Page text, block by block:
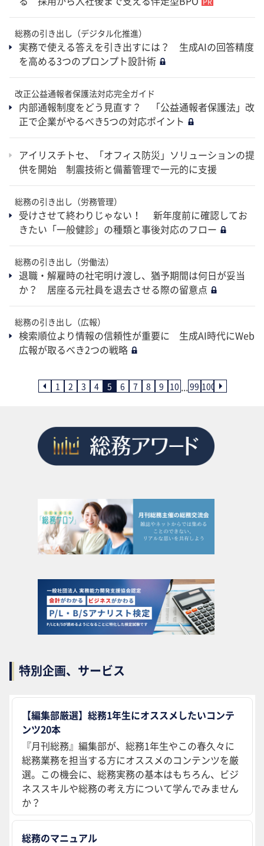
総務の引き出し（デジタル化推進）
実務で使える答えを引き出すには？ 生成AIの回答精度
を高める3つのプロンプト設計術
改正公益通報者保護法対応完全ガイド
内部通報制度をどう見直す？ 「公益通報者保護法」改
正で企業がやるべき5つの対応ポイント
アイリスチトセ、「オフィス防災」ソリューションの提
供を開始 制震技術と備蓄管理で一元的に支援
総務の引き出し（労務管理）
受けさせて終わりじゃない！ 新年度前に確認してお
きたい「一般健診」の種類と事後対応のフロー
総務の引き出し（労働法）
退職・解雇時の社宅明け渡し、猶予期間は何日が妥当
か？ 居座る元社員を退去させる際の留意点
総務の引き出し（広報）
検索順位より情報の信頼性が重要に 生成AI時代にWeb
広報が取るべき2つの戦略
1 2 3 4 5 6 7 8 9 10 ...99 100
特別企画、サービス
【編集部厳選】総務1年生にオススメしたいコンテ
ンツ20本
『月刊総務』編集部が、総務1年生やこの春久々に
総務業務を担当する方にオススメのコンテンツを厳
選。この機会に、総務実務の基本はもちろん、ビジ
ネススキルや総務の考え方について学んでみません
か？
総務のマニュアル